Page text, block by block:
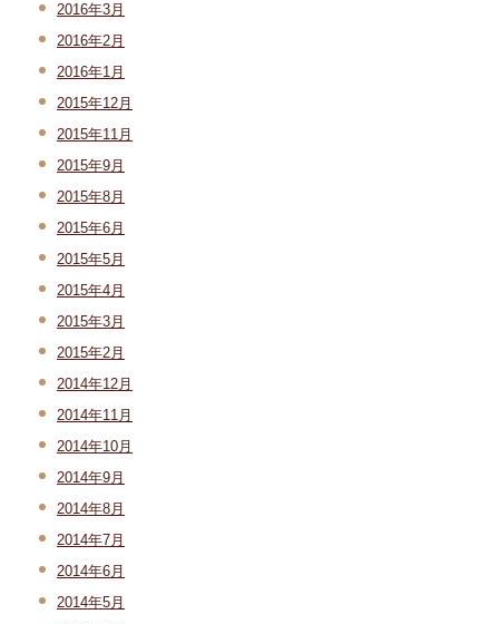
2016年3月
2016年2月
2016年1月
2015年12月
2015年11月
2015年9月
2015年8月
2015年6月
2015年5月
2015年4月
2015年3月
2015年2月
2014年12月
2014年11月
2014年10月
2014年9月
2014年8月
2014年7月
2014年6月
2014年5月